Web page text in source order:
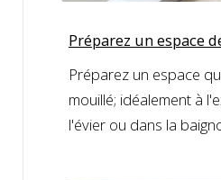
Préparez un espace
Préparez un espace
mouillé; idéalement à
l'évier ou dans la